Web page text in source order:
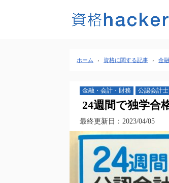
ホーム › 資格に関する記事 › 金
金融・会計・財務 公認会計士
24週間で独学合
最終更新日：2023/04/05